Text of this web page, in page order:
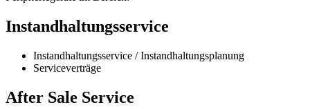
Instandhaltungsservice
Instandhaltungsservice / Instandhaltungsplanung
Serviceverträge
After Sale Service